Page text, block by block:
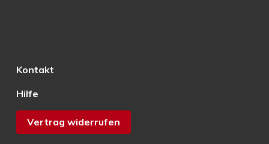
Kontakt
Hilfe
Vertrag widerrufen